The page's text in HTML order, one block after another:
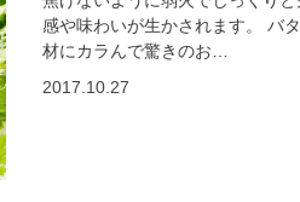
感や味わいが生かされます。 バ
材にカラんで驚きのお…
2017.10.27